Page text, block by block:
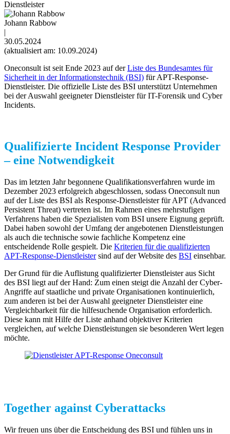
Dienstleister
Johann Rabbow
|
30.05.2024
(aktualisiert am: 10.09.2024)
Oneconsult ist seit Ende 2023 auf derListe des Bundesamtes für
Sicherheit in der Informationstechnik (BSI) für APT-Response-
Dienstleister. Die offizielle Liste des BSI unterstützt Unternehmen
bei der Auswahl geeigneter Dienstleister für IT-Forensik und Cyber
Incidents.
Qualifizierte Incident Response Provider
– eine Notwendigkeit
Das im letzten Jahr begonnene Qualifikationsverfahren wurde im
Dezember 2023 erfolgreich abgeschlossen, sodass Oneconsult nun
auf der Liste des BSI als Response-Dienstleister für APT (Advanced
Persistent Threat) vertreten ist. Im Rahmen eines mehrstufigen
Verfahrens haben die Spezialisten vom BSI unsere Eignung geprüft.
Dabei haben sowohl der Umfang der angebotenen Dienstleistungen
als auch die technische sowie fachliche Kompetenz eine
entscheidende Rolle gespielt. Die Kriterien für die qualifizierten
APT-Response-Dienstleistersind auf der Website des BSI einsehbar.
Der Grund für die Auflistung qualifizierter Dienstleister aus Sicht
des BSI liegt auf der Hand: Zum einen steigt die Anzahl der Cyber-
Angriffe auf staatliche und private Organisationen kontinuierlich,
zum anderen ist bei der Auswahl geeigneter Dienstleister eine
Vergleichbarkeit für die hilfesuchende Organisation erforderlich.
Diese kann mit Hilfe der Liste anhand objektiver Kriterien
vergleichen, auf welche Dienstleistungen sie besonderen Wert legen
möchte.
Together against Cyberattacks
Wir freuen uns über die Entscheidung des BSI und fühlen uns in